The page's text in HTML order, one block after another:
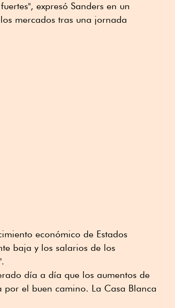
expresó Sanders en un
mercados tras una jornada
económico de Estados
baja y los salarios de los
día a día que los aumentos de
el buen camino. La Casa Blanca